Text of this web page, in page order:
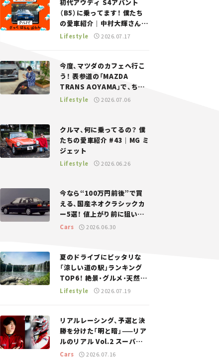
初代アウディ S4アバント
（B5）に乗ってます！ 僕たち
の愛車紹介｜中村大輝さん
——瀬イオナと嶋田智之の
Lifestyle 2026.07.17
今度、マツダのカフェへ行こ
う！ 表参道の「MAZDA
TRANS AOYAMA」で、ちょ
っとひと息。——連載｜CCG
Lifestyle 2026.07.06
クルマ、何に乗ってるの？ 僕
たちの愛車紹介 #43｜MG ミ
ジェット
Lifestyle 2026.06.26
今なら“100万円前後”で買
える、国産ネオクラシックカ
ー5選！ 値上がり前に狙いた
い、中古車探しをお手伝い――ち
Cars 2026.06.30
夏のドライブにピッタリな
「涼しい道の駅」ランキング
TOP6！ 絶景・グルメ・天然ク
ーラーなど、避暑におすすめ
Lifestyle 2026.07.19
リアルレーシング、予選と決
勝を分けた「明と暗」——リア
ルのリアル Vol.2 スーパー
GT 2026開幕戦 岡山国際サ
Cars 2026.07.16